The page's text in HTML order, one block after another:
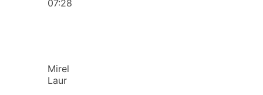
07:28
Mirel
Laur